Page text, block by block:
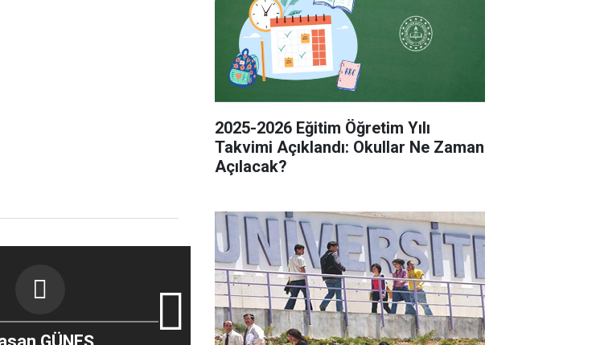
2025-2026 Eğitim Öğretim Yılı
Takvimi Açıklandı: Okullar Ne Zaman
Açılacak?